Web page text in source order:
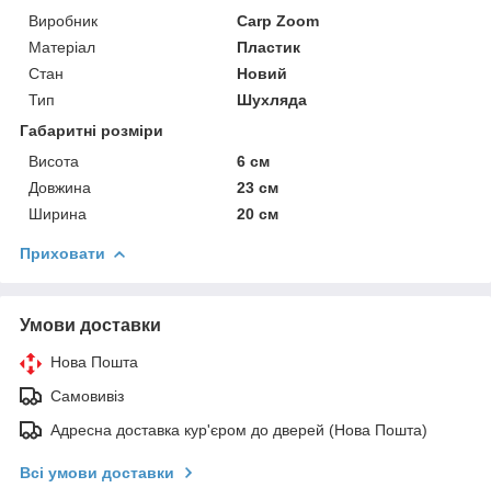
Виробник
Carp Zoom
Матеріал
Пластик
Стан
Новий
Тип
Шухляда
Габаритні розміри
Висота
6 см
Довжина
23 см
Ширина
20 см
Приховати
Умови доставки
Нова Пошта
Самовивіз
Адресна доставка кур'єром до дверей (Нова Пошта)
Всі умови доставки